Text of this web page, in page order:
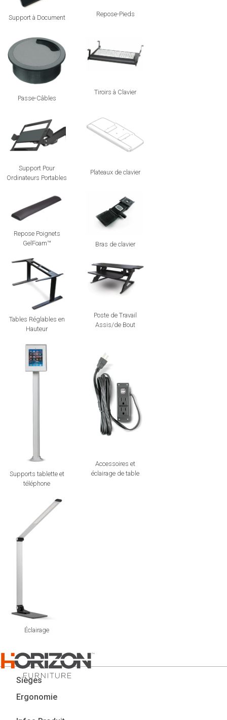
Support à Document Repose-Pieds
Passe-Câbles
Tiroirs à Clavier
Support Pour
Ordinateurs Portables
Plateaux de clavier
Repose Poignets
GelFoam™
Bras de clavier
Tables Réglables en
Hauteur
Poste de Travail
Assis/de Bout
Supports tablette et
téléphone
Accessoires et
éclairage de table
Éclairage
Sièges
Ergonomie